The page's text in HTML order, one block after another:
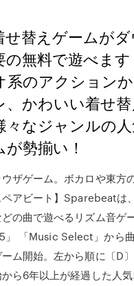
せ替えゲームが
の無料で遊べま
系のアクション
、かわいい着せ
々なジャンルの
勢揃い！
ザゲーム。ボカロや東方
アビート】Sparebeatは
の曲で遊べるリズム音ゲー
」 「Music Select」から
ム開始。左から順に〔D
ら6年以上が経過した人